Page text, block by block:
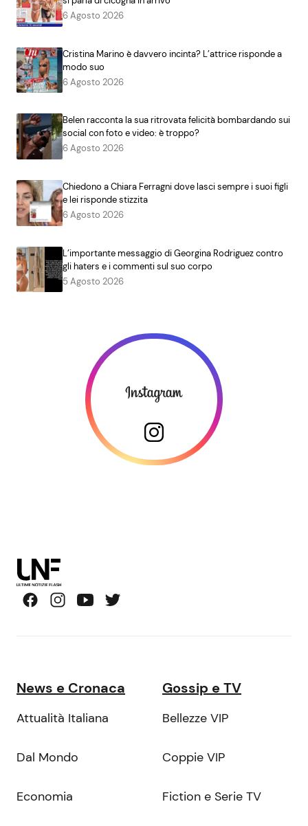
6 Agosto 2026
Cristina Marino è davvero incinta? L’attrice risponde a
modo suo
6 Agosto 2026
Belen racconta la sua ritrovata felicità bombardando sui
social con foto e video: è troppo?
6 Agosto 2026
Chiedono a Chiara Ferragni dove lasci sempre i suoi figli
e lei risponde stizzita
6 Agosto 2026
L’importante messaggio di Georgina Rodriguez contro
gli haters e i commenti sul suo corpo
5 Agosto 2026
News e Cronaca
Attualità Italiana
Dal Mondo
Economia
Gossip e TV
Bellezze VIP
Coppie VIP
Fiction e Serie TV